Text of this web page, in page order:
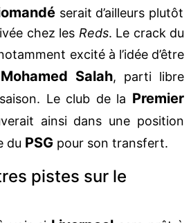
serait d’ailleurs plutôt
chez les Reds. Le crack du
excité à l’idée d’être
Mohamed Salah, parti libre
Le club de la Premier
ainsi dans une position
du PSG pour son transfert.
pistes sur le